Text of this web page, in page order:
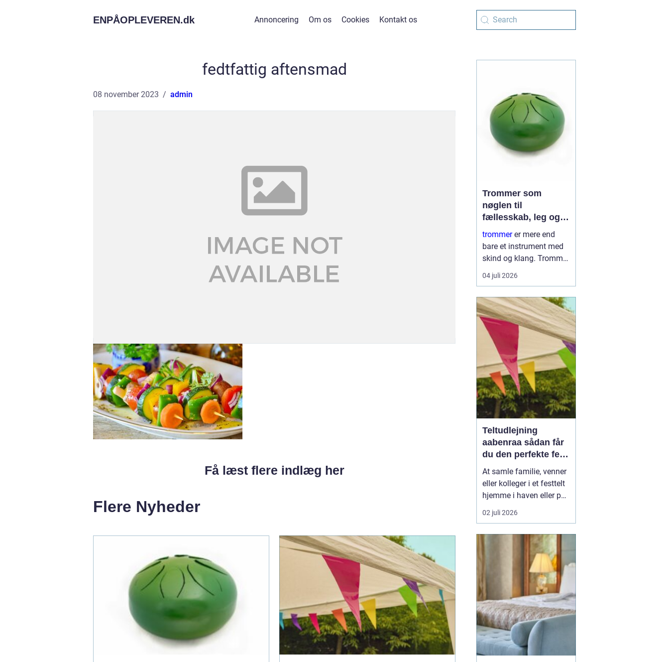
ENPÅOPLEVEREN.dk Annoncering Om os Cookies Kontakt os
fedtfattig aftensmad
08 november 2023 admin
Få læst flere indlæg her
Flere Nyheder
Trommer som
nøglen til
fællesskab, leg og
læring
trommerer mere end
bare et instrument med
skind og klang. Trommer
er et samlingspunkt,
hvor børn og voksne
nysgerrighed. Trommer
giver hurtig følelse af
mestring, fordi ...
04 juli 2026
Teltudlejning
aabenraa sådan får
du den perfekte fest
i egen have
At samle familie, venner
eller kolleger i et festtelt
hjemme i haven eller på
en mark uden for byen er
blevet en populær
omegn. Mange ønsker
friheden til selv at sætte
rammen for dagen, uden
at være bundet af et
lokale, faste lu...
02 juli 2026